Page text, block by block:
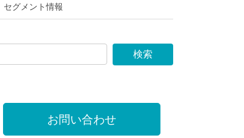
セグメント情報
お問い合わせ